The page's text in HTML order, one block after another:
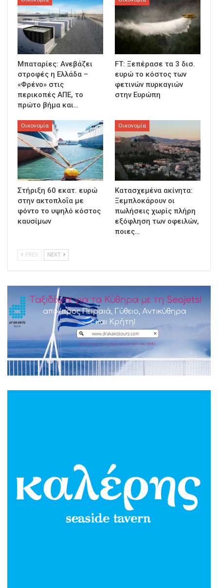
Μπαταρίες: Ανεβάζει
στροφές η Ελλάδα –
«Φρένο» στις
περικοπές ΑΠΕ, το
πρώτο βήμα και…
FT: Ξεπέρασε τα 3 δισ.
ευρώ το κόστος των
φετινών πυρκαγιών
στην Ευρώπη
Οικονομία
Στήριξη 60 εκατ. ευρώ
στην ακτοπλοΐα με
φόντο το υψηλό κόστος
καυσίμων
Οικονομία
Κατασχεμένα ακίνητα:
Ξεμπλοκάρουν οι
πωλήσεις χωρίς πλήρη
εξόφληση των οφειλών,
ποιες…
PREV NEXT